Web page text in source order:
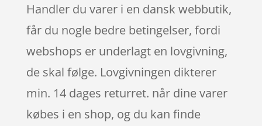
Handler du varer i en dansk webbutik,
får du nogle bedre betingelser, fordi
webshops er underlagt en lovgivning,
de skal følge. Lovgivningen dikterer
min. 14 dages returret. når dine varer
købes i en shop, og du kan finde